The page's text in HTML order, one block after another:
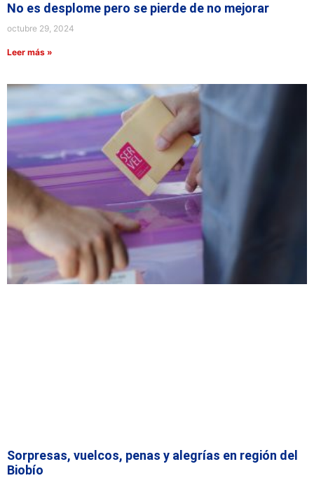
No es desplome pero se pierde de no mejorar
octubre 29, 2024
Leer más »
Sorpresas, vuelcos, penas y alegrías en región del
Biobío